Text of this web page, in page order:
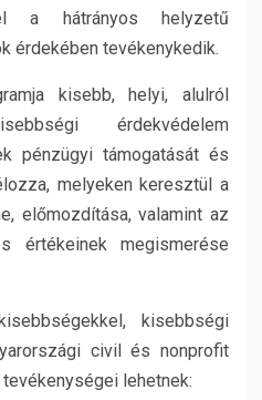
a hátrányos helyzetű
érdekében tevékenykedik.
kisebb, helyi, alulról
érdekvédelem
pénzügyi támogatását és
melyeken keresztül a
előmozdítása, valamint az
értékeinek megismerése
kisebbségi
civil és nonprofit
lehetnek: